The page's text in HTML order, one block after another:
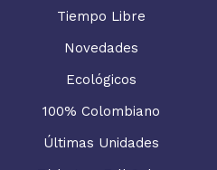
Tiempo Libre
Novedades
Ecológicos
100% Colombiano
Últimas Unidades